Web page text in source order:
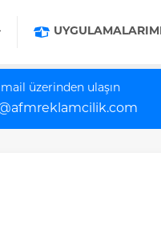
üzerinden ulaşın